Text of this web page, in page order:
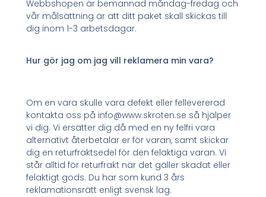
Webbshopen är bemannad måndag-fredag och
vår målsättning är att ditt paket skall skickas till
dig inom 1-3 arbetsdagar.
Hur gör jag om jag vill reklamera min vara?
Om en vara skulle vara defekt eller fellevererad
kontakta oss på info@www.skroten.se så hjälper
vi dig. Vi ersätter dig då med en ny felfri vara
alternativt återbetalar er för varan, samt skickar
dig en returfraktsedel för den felaktiga varan. Vi
står alltid för returfrakt när det gäller skadat eller
felaktigt gods. Du har som kund 3 års
reklamationsrätt enligt svensk lag.